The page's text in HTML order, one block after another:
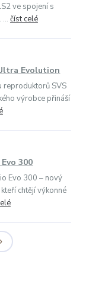
ve spojení s
číst celé
Evolution
reproduktorů SVS
výrobce přináší
300
Evo 300 – nový
chtějí výkonné